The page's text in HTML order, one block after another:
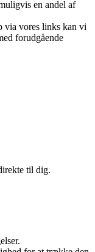
en andel af
via vores links kan vi
forudgående
til dig.